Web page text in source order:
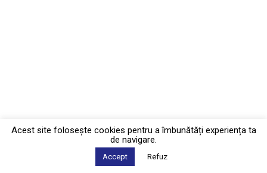
Acest site foloseşte cookies pentru a îmbunătăți experiența ta
de navigare.
Accept Refuz